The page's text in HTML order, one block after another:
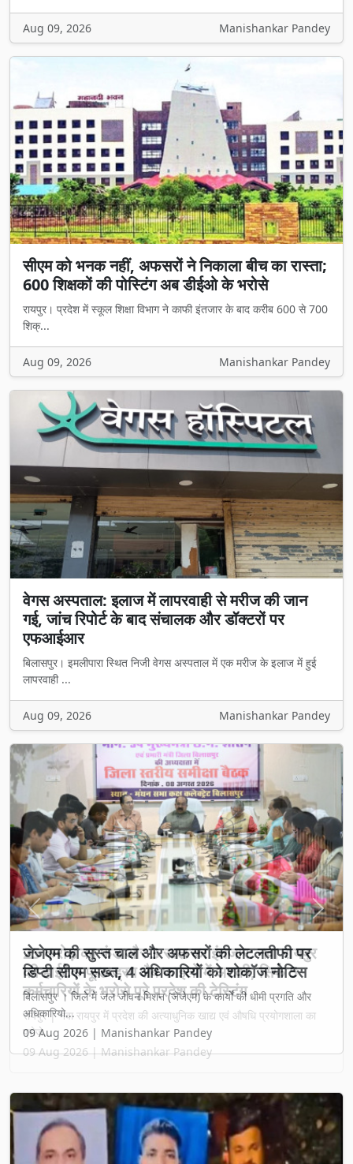
Aug 09, 2026 Manishankar Pandey
सीएम को भनक नहीं, अफसरों ने निकाला बीच का रास्ता;
600 शिक्षकों की पोस्टिंग अब डीईओ के भरोसे
रायपुर। प्रदेश में स्कूल शिक्षा विभाग ने काफी इंतजार के बाद करीब 600 से 700
शिक्...
Aug 09, 2026 Manishankar Pandey
वेगस अस्पताल: इलाज में लापरवाही से मरीज की जान
गई, जांच रिपोर्ट के बाद संचालक और डॉक्टरों पर
एफआईआर
बिलासपुर। इमलीपारा स्थित निजी वेगस अस्पताल में एक मरीज के इलाज में हुई
लापरवाही ...
Aug 09, 2026 Manishankar Pandey
25 करोड़ का फंड और 3 साल का इंतजार: नवा रायपुर
की हाईटेक फूड-ड्रग लैब फाइलों में अटकी, सिर्फ 5
कर्मचारियों के भरोसे पूरे प्रदेश की टेस्टिंग
रायपुर | नवा रायपुर में प्रदेश की अत्याधुनिक खाद्य एवं औषधि प्रयोगशाला का
प्रोजे...
09 Aug 2026 | Manishankar Pandey
Previous Next